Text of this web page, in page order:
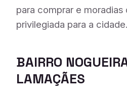
para comprar e moradias
privilegiada para a cidade.
BAIRRO
LAMAÇÃES